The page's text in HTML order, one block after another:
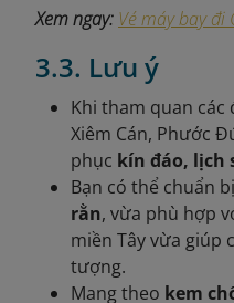
Xem ngay: Vé máy bay đi
3.3. Lưu ý
Khi tham quan
Xiêm Cán, Phước
phục kín đáo, lịch
Bạn có thể chuẩn
rằn, vừa phù hợp
miền Tây vừa giúp
tượng.
Mang theo kem